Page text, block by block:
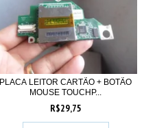
PLACA LEITOR CARTÃO + BOTÃO
MOUSE TOUCHP...
R$29,75